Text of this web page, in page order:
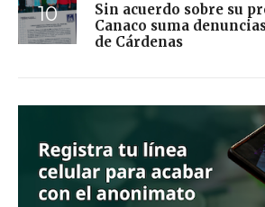
Sin acuerdo sobre su
Canaco suma
de Cárdenas